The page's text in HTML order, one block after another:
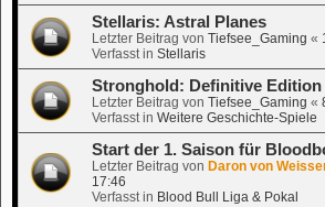
Stellaris: Astral Planes
Letzter Beitrag von Tiefsee_Gaming «
Verfasst in Stellaris
Stronghold: Definitive Edition
Letzter Beitrag von Tiefsee_Gaming «
Verfasst in Weitere Geschichte-Spiele
Start der 1. Saison für
Letzter Beitrag von Daron von
17:46
Verfasst in Blood Bull Liga & Pokal